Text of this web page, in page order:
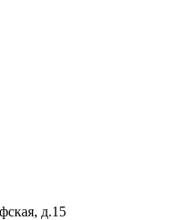
д.15